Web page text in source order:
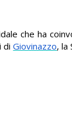
che ha
diGiovinazzo, la